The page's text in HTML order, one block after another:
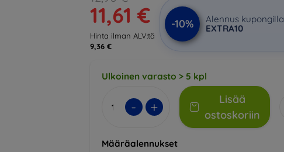
11,61 €
Hinta ilman ALV:tä
9,36 €
-10%
Alennus kupongilla
EXTRA10
Ulkoinen varasto > 5 kpl
- +
Lisää
ostoskoriin
Määräalennukset